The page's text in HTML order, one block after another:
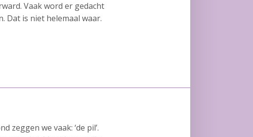
Vaak word er gedacht
Dat is niet helemaal waar.
zeggen we vaak: ‘de pil’.